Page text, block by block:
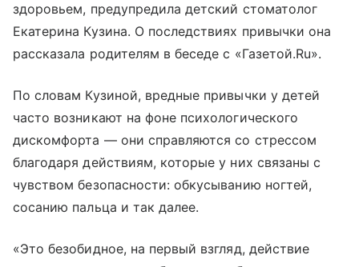
здоровьем, предупредила детский стоматолог
Екатерина Кузина. О последствиях привычки она
рассказала родителям в беседе с «Газетой.Ru».
По словам Кузиной, вредные привычки у детей
часто возникают на фоне психологического
дискомфорта — они справляются со стрессом
благодаря действиям, которые у них связаны с
чувством безопасности: обкусыванию ногтей,
сосанию пальца и так далее.
«Это безобидное, на первый взгляд, действие